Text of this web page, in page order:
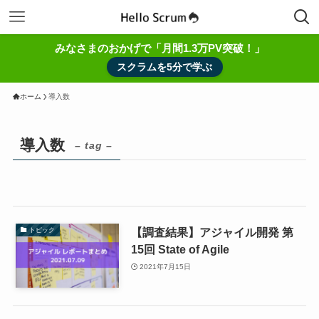
みなさまのおかげで「月間1.3万PV突破！」
スクラムを5分で学ぶ
ホーム 導入数
導入数 – tag –
トピック
【調査結果】アジャイル開発 第
15回 State of Agile
2021年7月15日